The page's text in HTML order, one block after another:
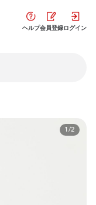
ヘルプ会員登録ログイン
1/2